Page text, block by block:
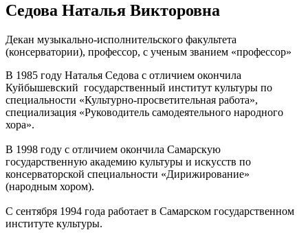
Седова Наталья Викторовна
Декан музыкально-исполнительского факультета
(консерватории), профессор, с ученым званием «профессор»
В 1985 году Наталья Седова с отличием окончила
Куйбышевский государственный институт культуры по
специальности «Культурно-просветительная работа»,
специализация «Руководитель самодеятельного народного
хора».
В 1998 году с отличием окончила Самарскую
государственную академию культуры и искусств по
консерваторской специальности «Дирижирование»
(народным хором).
С сентября 1994 года работает в Самарском государственном
институте культуры.